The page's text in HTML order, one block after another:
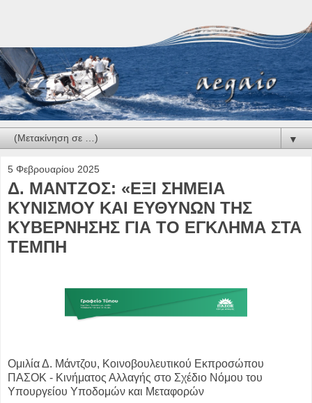
▼
5 Φεβρουαρίου 2025
Δ. ΜΑΝΤΖΟΣ: «ΕΞΙ ΣΗΜΕΙΑ
ΚΥΝΙΣΜΟΥ ΚΑΙ ΕΥΘΥΝΩΝ ΤΗΣ
ΚΥΒΕΡΝΗΣΗΣ ΓΙΑ ΤΟ ΕΓΚΛΗΜΑ ΣΤΑ
ΤΕΜΠΗ
Ομιλία Δ. Μάντζου, Κοινοβουλευτικού Εκπροσώπου
ΠΑΣΟΚ - Κινήματος Αλλαγής στο Σχέδιο Νόμου του
Υπουργείου Υποδομών και Μεταφορών